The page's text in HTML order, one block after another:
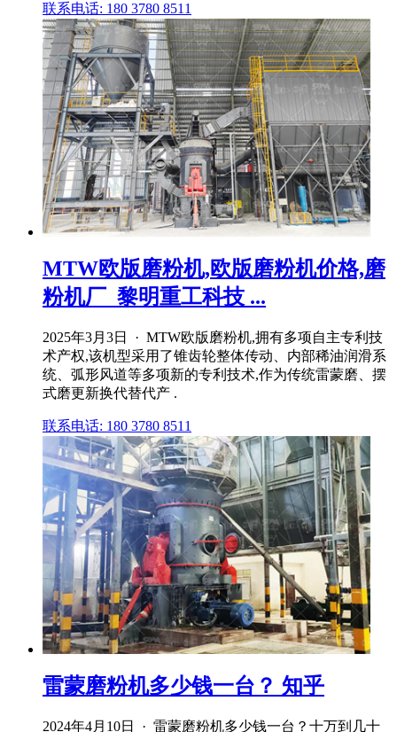
联系电话: 180 3780 8511
MTW欧版磨粉机,欧版磨粉机价格,磨
粉机厂_黎明重工科技 ...
2025年3月3日 · MTW欧版磨粉机,拥有多项自主专利技
术产权,该机型采用了锥齿轮整体传动、内部稀油润滑系
统、弧形风道等多项新的专利技术,作为传统雷蒙磨、摆
式磨更新换代替代产 .
联系电话: 180 3780 8511
雷蒙磨粉机多少钱一台？ 知乎
2024年4月10日 · 雷蒙磨粉机多少钱一台？十万到几十